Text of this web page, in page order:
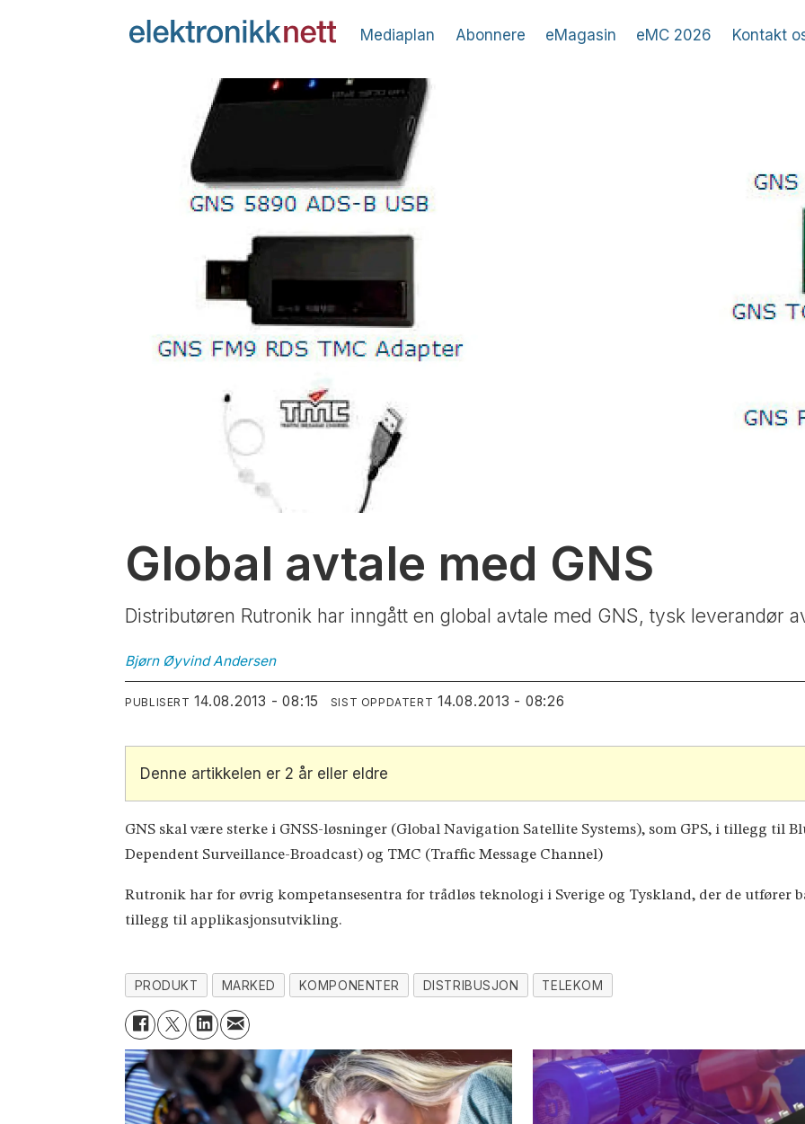
Mediaplan Abonnere eMagasin eMC 2026 Kontakt
Global avtale med GNS
Distributøren Rutronik har inngått en global avtale med GNS, tysk leverandør
Bjørn Øyvind Andersen
PUBLISERT 14.08.2013 - 08:15 SIST OPPDATERT 14.08.2013 - 08:26
Denne artikkelen er 2 år eller eldre
GNS skal være sterke i GNSS-løsninger (Global Navigation Satellite Systems), som GPS, i tillegg til
Dependent Surveillance-Broadcast) og TMC (Traffic Message Channel)
Rutronik har for øvrig kompetansesentra for trådløs teknologi i Sverige og Tyskland, der de utfører
tillegg til applikasjonsutvikling.
PRODUKT MARKED KOMPONENTER DISTRIBUSJON TELEKOM